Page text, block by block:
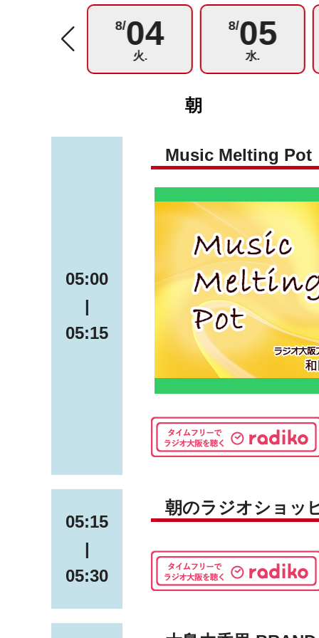
8/04
火.
8/05
水.
朝
05:00
|
05:15
Music Melting Pot
05:15
|
05:30
朝のラジオショッ